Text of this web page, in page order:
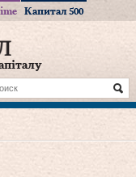
Капитал 500